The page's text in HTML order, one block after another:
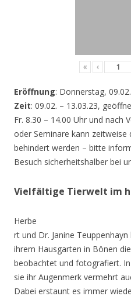
« ‹
Eröffnung: Donnerstag,
Zeit: 09.02. – 13.03.23,
Fr. 8.30 – 14.00 Uhr und nach
oder Seminare kann zeitweise
behindert werden – bitte
Besuch sicherheitshalber bei
Vielfältige Tierwelt im
Herbe
rt und Dr. Janine
ihrem Hausgarten in Bönen
beobachtet und fotografiert.
sie ihr Augenmerk vermehrt
Dabei erstaunt es immer